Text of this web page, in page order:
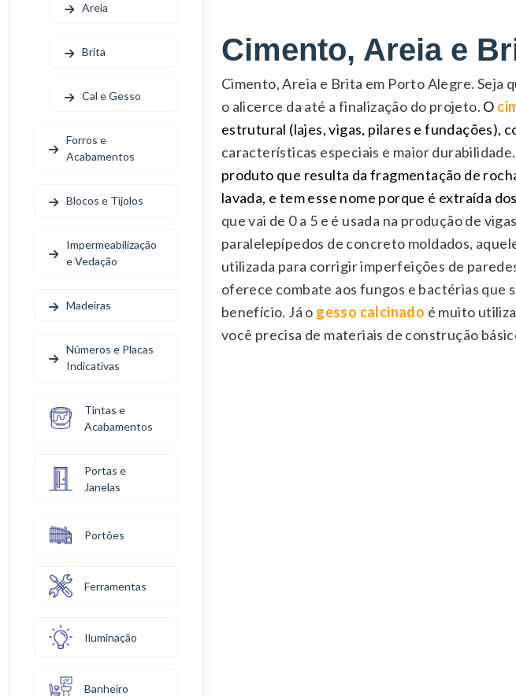
Cimento, Areia e
Cimento, Areia e Brita em Porto Alegre. Seja
o alicerce da até a finalização do projeto. O
estrutural (lajes, vigas, pilares e fundações),
características especiais e maior
produto que resulta da fragmentação de
lavada, e tem esse nome porque é extraída
que vai de 0 a 5 e é usada na produção de
paralelepípedos de concreto moldados,
utilizada para corrigir imperfeições de
oferece combate aos fungos e bactérias que
benefício. Já o gesso calcinado é muito
você precisa de materiais de construção
Areia
Brita
Cal e Gesso
Forros e
Acabamentos
Blocos e Tijolos
Impermeabilização
e Vedação
Madeiras
Números e Placas
Indicativas
Tintas e
Acabamentos
Portas e
Janelas
Portões
Ferramentas
Iluminação
Banheiro